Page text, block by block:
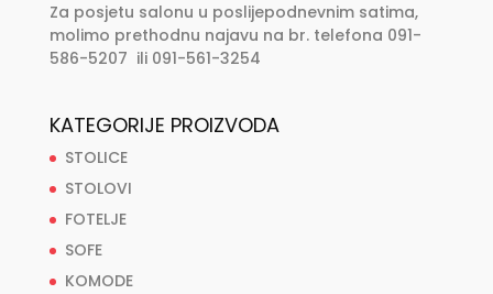
Za posjetu salonu u poslijepodnevnim satima,
molimo prethodnu najavu na br. telefona 091-
586-5207 ili 091-561-3254
KATEGORIJE PROIZVODA
STOLICE
STOLOVI
FOTELJE
SOFE
KOMODE